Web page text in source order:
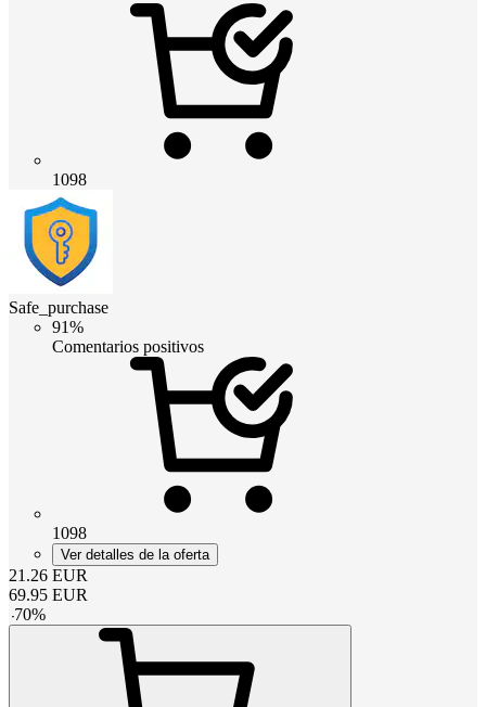
1098
Safe_purchase
91%
Comentarios positivos
1098
Ver detalles de la oferta
21.26 EUR
69.95 EUR
-70%